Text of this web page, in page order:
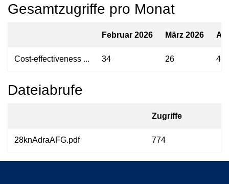
Gesamtzugriffe pro Monat
Februar 2026 März 2026
Cost-effectiveness ... 34 26 48
Dateiabrufe
Zugriffe
28knAdraAFG.pdf 774